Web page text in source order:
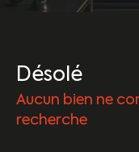
Désolé
Aucun bien ne
recherche